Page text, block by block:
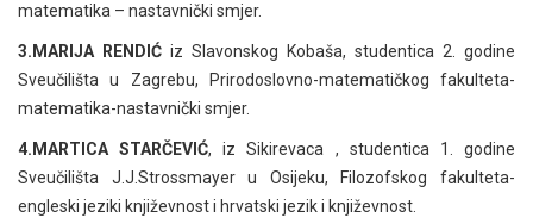
matematika – nastavnički smjer.
3.MARIJA RENDIĆ iz Slavonskog Kobaša, studentica 2. godine
Sveučilišta u Zagrebu, Prirodoslovno-matematičkog fakulteta-
matematika-nastavnički smjer.
4.MARTICA STARČEVIĆ, iz Sikirevaca , studentica 1. godine
Sveučilišta J.J.Strossmayer u Osijeku, Filozofskog fakulteta-
engleski jeziki književnost i hrvatski jezik i književnost.